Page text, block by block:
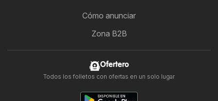
Cómo anunciar
Zona B2B
Ofertero
Todos los folletos con ofertas en un solo lugar